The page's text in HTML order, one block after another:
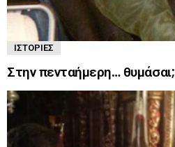
ΙΣΤΟΡΊΕΣ
Στην πενταήμερη… θυμάσαι;